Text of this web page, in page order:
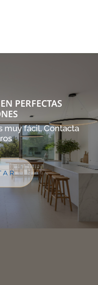
PERFECTAS
muy fácil. Contacta